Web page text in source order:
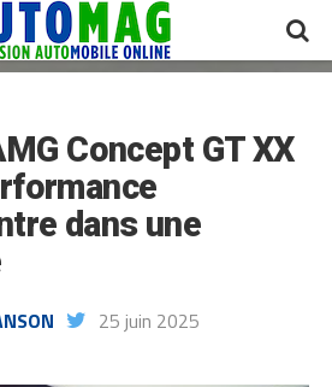
Concept GT XX
dans une
25 juin 2025